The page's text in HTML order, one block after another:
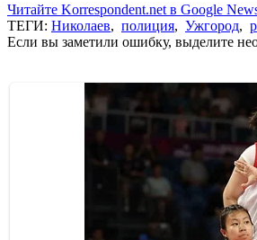
Читайте Korrespondent.net в Google
ТЕГИ: Николаев, полиция, Ужгород,
Если вы заметили ошибку, выделите